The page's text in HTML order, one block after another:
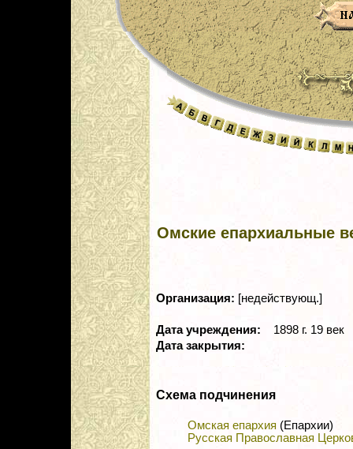
Омские епархиальные
Организация: [недействующ.]
Дата учреждения:
1898 г. 19 век
Дата закрытия:
Схема подчинения
Омская епархия (Епархии)
Русская Православная